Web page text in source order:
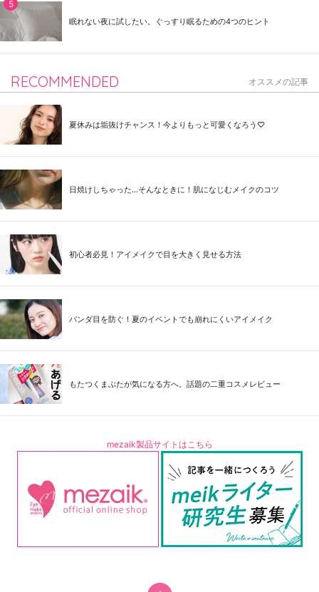
眠れない夜に試したい。ぐっすり眠るための4つのヒント
RECOMMENDED オススメの記事
夏休みは垢抜けチャンス！今よりもっと可愛くなろう♡
日焼けしちゃった...そんなときに！肌になじむメイクのコツ
初心者必見！アイメイクで目を大きく見せる方法
パンダ目を防ぐ！夏のイベントでも崩れにくいアイメイク
もたつくまぶたが気になる方へ。話題の二重コスメレビュー
mezaik製品サイトはこちら